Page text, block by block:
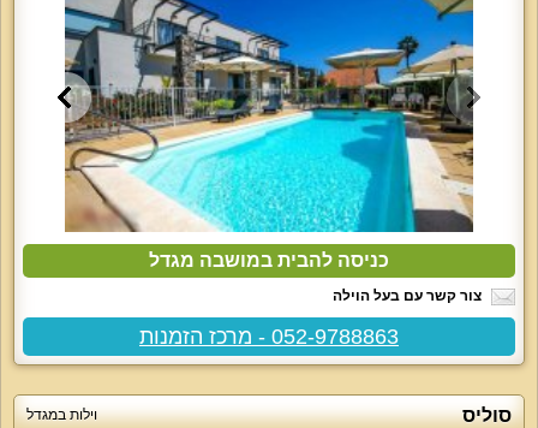
כניסה להבית במושבה מגדל
צור קשר עם בעל הוילה
052-9788863 - מרכז הזמנות
סוליס וילות במגדל